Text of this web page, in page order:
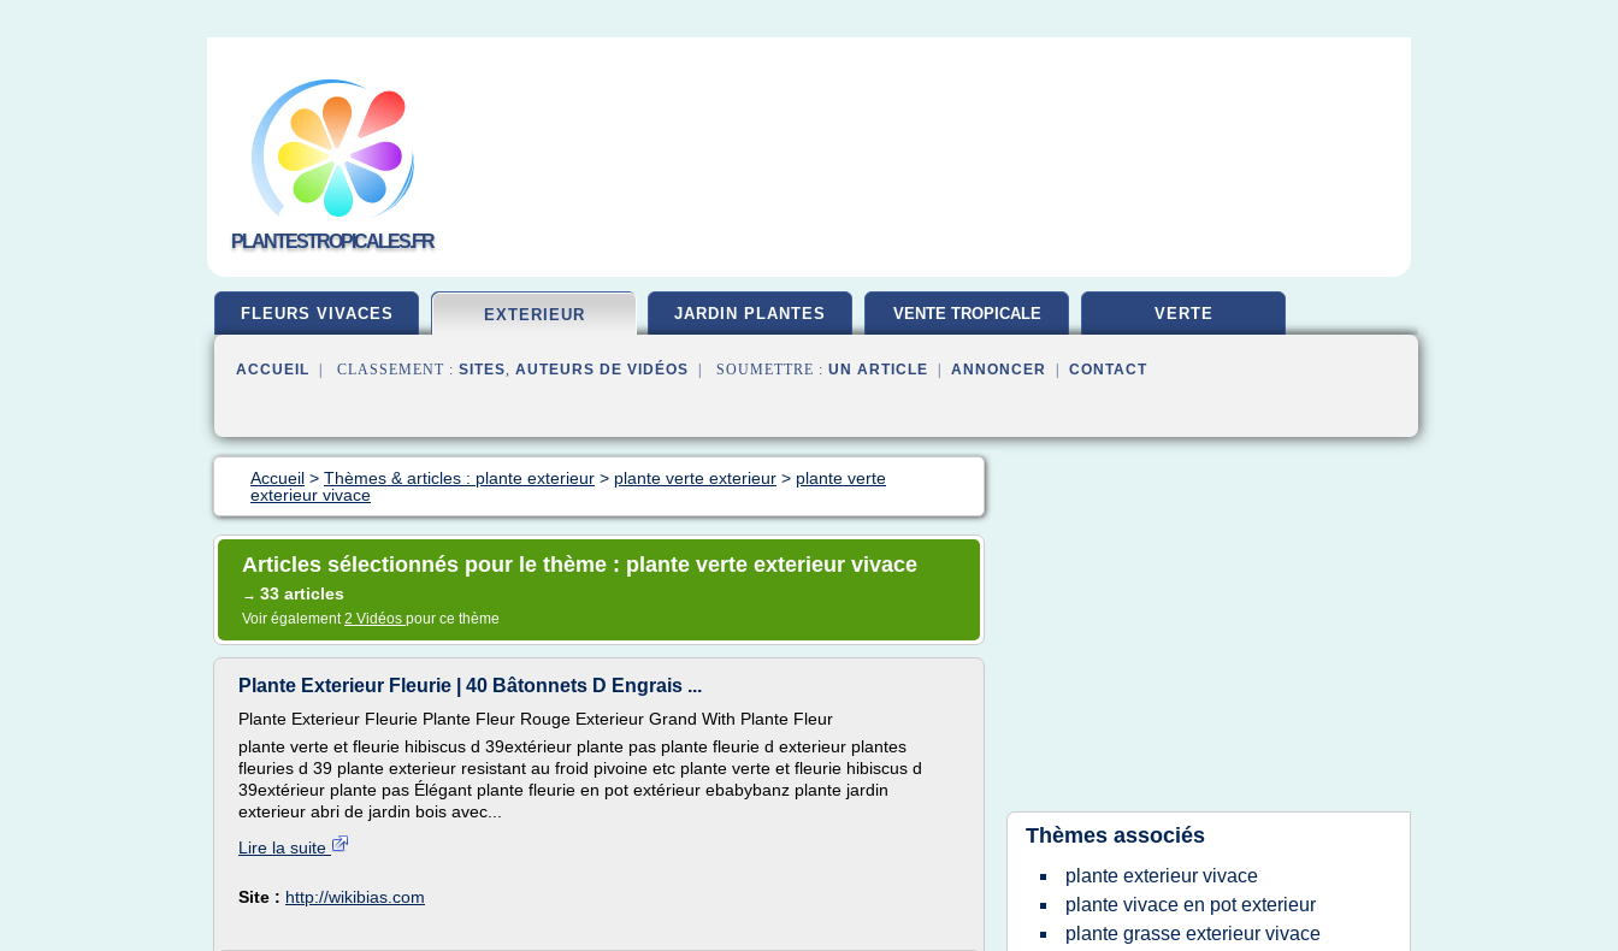
PLANTESTROPICALES.FR
FLEURS VIVACES EXTERIEUR JARDIN PLANTES VENTE TROPICALE VERTE
ACCUEIL | CLASSEMENT : SITES, AUTEURS DE VIDÉOS | SOUMETTRE : UN ARTICLE ANNONCER CONTACT
Accueil > Thèmes & articles : plante exterieur > plante verte exterieur > plante verte
exterieur vivace
Articles sélectionnés pour le thème : plante verte exterieur vivace
→ 33 articles
Voir également2 Vidéos pour ce thème
Plante Exterieur Fleurie | 40 Bâtonnets D Engrais ...
Plante Exterieur Fleurie Plante Fleur Rouge Exterieur Grand With Plante Fleur
plante verte et fleurie hibiscus d 39extérieur plante pas plante fleurie d exterieur plantes
fleuries d 39 plante exterieur resistant au froid pivoine etc plante verte et fleurie hibiscus d
39extérieur plante pas Élégant plante fleurie en pot extérieur ebabybanz plante jardin
exterieur abri de jardin bois avec...
Lire la suite
Site : http://wikibias.com
Thèmes associés
plante exterieur vivace
plante vivace en pot exterieur
plante grasse exterieur vivace